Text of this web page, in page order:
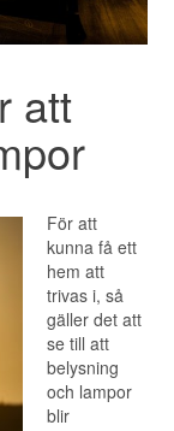
att
För att
kunna få ett
hem att
trivas i, så
gäller det att
se till att
belysning
och lampor
blir